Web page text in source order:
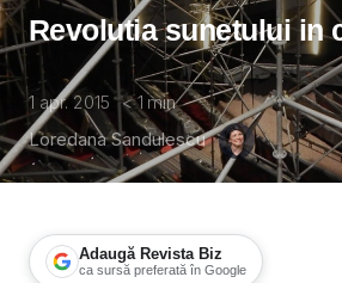
Revolutia sunetului in
1 apr. 2015 < 1 min
Loredana Sandulescu
Adaugă Revista Biz
ca sursă preferată în Google